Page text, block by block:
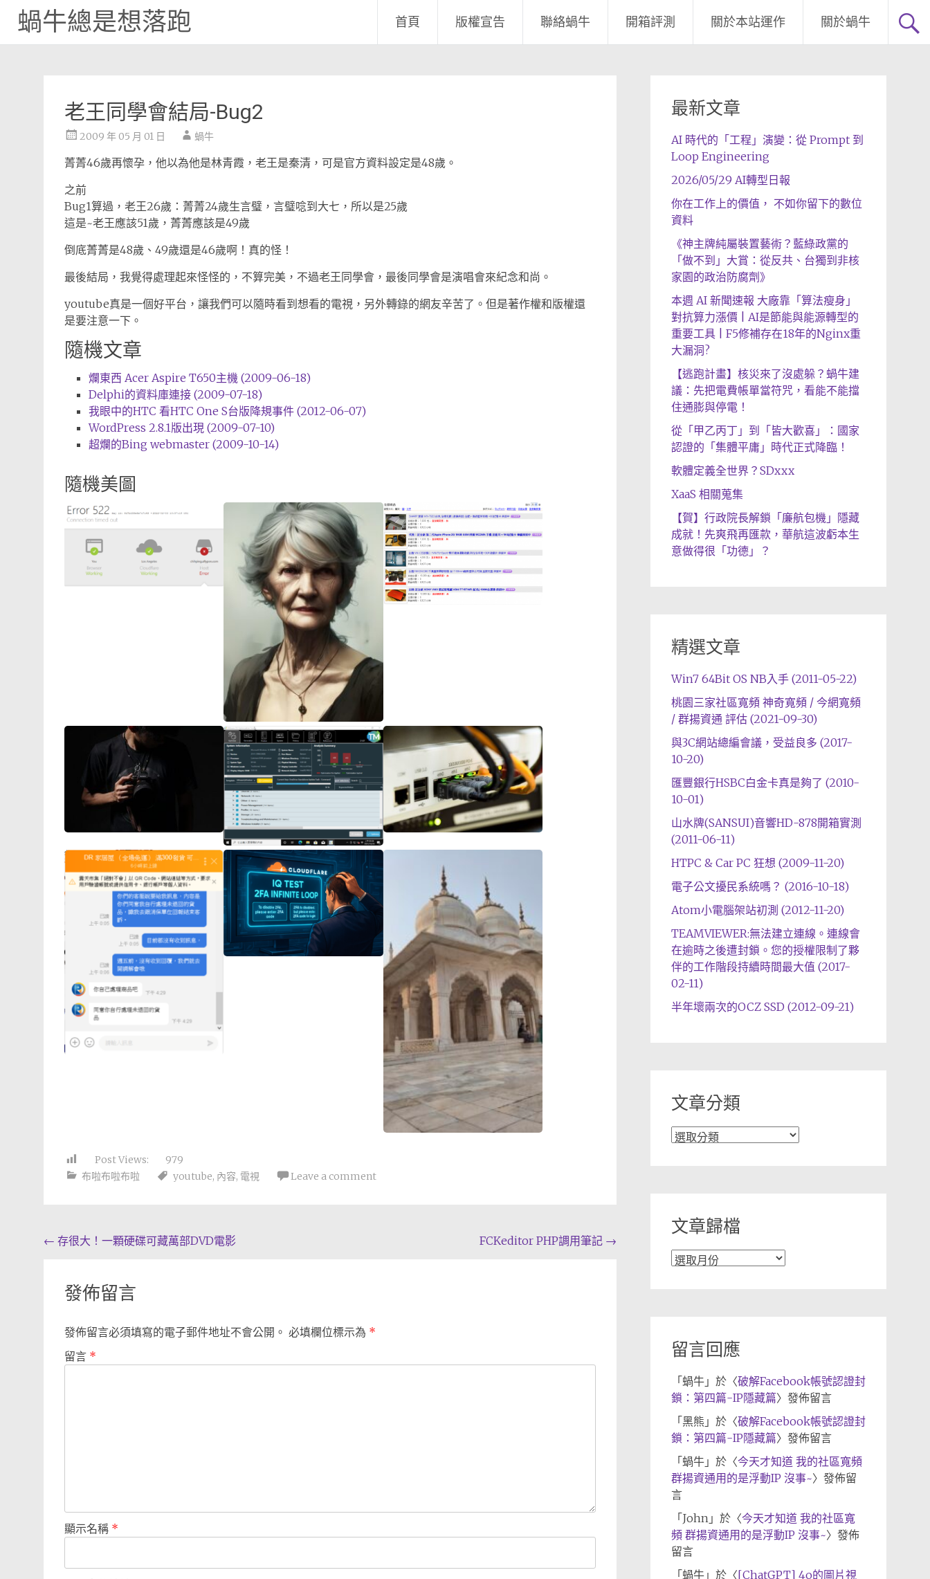
蝸牛總是想落跑 首頁 版權宣告 聯絡蝸牛 開箱評測 關於本站運作 關於蝸牛
老王同學會結局-Bug2
2009 年 05 月 01 日 蝸牛
菁菁46歲再懷孕，他以為他是林青霞，老王是秦清，可是官方資料設定是48歲。
之前
Bug1算過，老王26歲：菁菁24歲生言璧，言璧唸到大七，所以是25歲
這是~老王應該51歲，菁菁應該是49歲
倒底菁菁是48歲、49歲還是46歲啊！真的怪！
最後結局，我覺得處理起來怪怪的，不算完美，不過老王同學會，最後同學會是演唱會來紀念和尚。
youtube真是一個好平台，讓我們可以隨時看到想看的電視，另外轉錄的網友辛苦了。但是著作權和版權還
是要注意一下。
隨機文章
爛東西 Acer Aspire T650主機 (2009-06-18)
Delphi的資料庫連接 (2009-07-18)
我眼中的HTC 看HTC One S台版降規事件 (2012-06-07)
WordPress 2.8.1版出現 (2009-07-10)
超爛的Bing webmaster (2009-10-14)
隨機美圖
Post Views:
979
布啦布啦布啦
youtube, 內容, 電視 Leave a comment
Post
← 存很大！一顆硬碟可藏萬部DVD電影 FCKeditor PHP調用筆記 →
發佈留言
發佈留言必須填寫的電子郵件地址不會公開。 必填欄位標示為 *
留言 *
顯示名稱 *
最新文章
AI 時代的「工程」演變：從 Prompt 到
Loop Engineering
2026/05/29 AI轉型日報
你在工作上的價值， 不如你留下的數位
資料
《神主牌純屬裝置藝術？藍綠政黨的
「做不到」大賞：從反共、台獨到非核
家園的政治防腐劑》
本週 AI 新聞速報 大廠靠「算法瘦身」
對抗算力漲價 | AI是節能與能源轉型的
重要工具 | F5修補存在18年的Nginx重
大漏洞?
【逃跑計畫】核災來了沒處躲？蝸牛建
議：先把電費帳單當符咒，看能不能擋
住通膨與停電！
從「甲乙丙丁」到「皆大歡喜」：國家
認證的「集體平庸」時代正式降臨！
軟體定義全世界？SDxxx
XaaS 相關蒐集
【賀】行政院長解鎖「廉航包機」隱藏
成就！先爽飛再匯款，華航這波虧本生
意做得很「功德」？
精選文章
Win7 64Bit OS NB入手 (2011-05-22)
桃園三家社區寬頻 神奇寬頻 / 今網寬頻
/ 群揚資通 評估 (2021-09-30)
與3C網站總編會議，受益良多 (2017-
10-20)
匯豐銀行HSBC白金卡真是夠了 (2010-
10-01)
山水牌(SANSUI)音響HD-878開箱實測
(2011-06-11)
HTPC & Car PC 狂想 (2009-11-20)
電子公文擾民系統嗎？ (2016-10-18)
Atom小電腦架站初測 (2012-11-20)
TEAMVIEWER:無法建立連線。連線會
在逾時之後遭封鎖。您的授權限制了夥
伴的工作階段持續時間最大值 (2017-
02-11)
半年壞兩次的OCZ SSD (2012-09-21)
文章分類
文
文章歸檔
文
留言回應
「 蝸牛」於〈破解Facebook帳號認證封
鎖：第四篇-IP隱藏篇〉發佈留言
「 黑熊 」於〈破解Facebook帳號認證封
鎖：第四篇-IP隱藏篇〉發佈留言
「 蝸牛」於〈今天才知道 我的社區寬頻
群揚資通用的是浮動IP 沒事~〉發佈留
言
「 John」於〈今天才知道 我的社區寬
頻 群揚資通用的是浮動IP 沒事~〉發佈
留言
「 蝸牛」於〈[ChatGPT] 4o的圖片視